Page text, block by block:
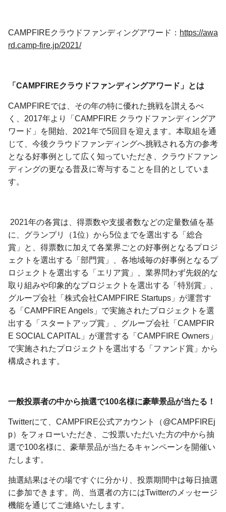
CAMPFIREクラウドファンディングアワード： https://awa
rd.camp-fire.jp/2021/
「CAMPFIREクラウドファンディングアワード」とは
CAMPFIREでは、その年の特に優れた挑戦を讃えるべ
く、2017年より「CAMPFIRE クラウドファンディングア
ワード」を開始、2021年で5回目を迎えます。本取組を通
じて、今後クラウドファンディングへ挑戦される方の参考
となる好事例として広く知っていただき、クラウドファン
ディングの更なる普及に寄与することを目的としていま
す。
2021年の各賞は、得票数や支援者数などの定量数値を基
に、グランプリ（1位）から5位までを選出する「総合
賞」と、得票数に加えて各業界ごとの好事例となるプロジ
ェクトを選出する「部門賞」、各地域毎の好事例となるプ
ロジェクトを選出する「エリア賞」、業界問わず先鋭的な
取り組みや印象的なプロジェクトを選出する「特別賞」、
グループ会社「株式会社CAMPFIRE Startups」が運営す
る「CAMPFIRE Angels」で実施されたプロジェクトを選
出する「スタートアップ賞」、グループ会社「CAMPFIR
E SOCIAL CAPITAL」が運営する「CAMPFIRE Owners」
で実施されたプロジェクトを選出する「ファンド賞」から
構成されます。
一般投票者の中から抽選で100名様に豪華景品が当たる！
Twitterにて、CAMPFIRE公式アカウント（@CAMPFIREj
p）をフォローいただき、ご投票いただいた方の中から抽
選で100名様に、豪華景品が当たるキャンペーンを開催い
たします。
抽選結果はその場ですぐに分かり、投票期間中は毎日抽選
に参加できます。尚、当選者の方にはTwitterのメッセージ
機能を通じてご連絡いたします。